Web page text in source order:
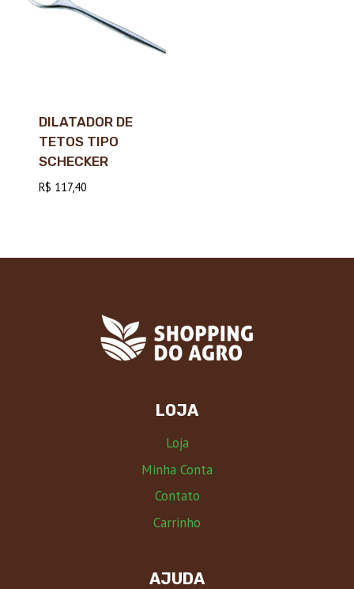
DILATADOR DE
TETOS TIPO
SCHECKER
R$ 117,40
LOJA
Loja
Minha Conta
Contato
Carrinho
AJUDA